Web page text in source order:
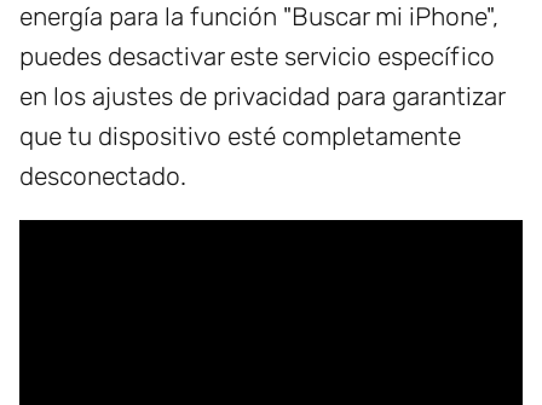
energía para la función "Buscar mi iPhone",
puedes desactivar este servicio específico
en los ajustes de privacidad para garantizar
que tu dispositivo esté completamente
desconectado.